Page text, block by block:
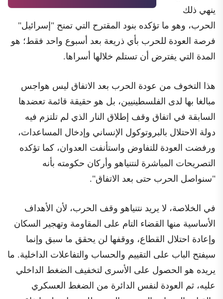
ينهي ذلك
الحرب، وهو ما تؤكده بنود المقترح التي تمنح "إسرائيل"
فرصة العودة للحرب بأي ذريعة بعد أسبوع واحد فقط؛ هو
المدة التي يفترض أن تستلم خلالها أسراها.
هذا التخوف من عودة الحرب بعد الاتفاق ليس هواجس
مبالغا بها لدى الفلسطينيين، بل هو حقيقة قائمة تعضدها
السابقة في اتفاق وقف إطلاق النار الذي لم تلتزم فيه
دولة الاحتلال بالبروتوكول الإنساني وإدخال المساعدات،
ورفضت العودة للتفاوض واستأنفت العدوان، كما تؤكده
التصريحات المباشرة لنتنياهو وأركان حكومته بأنه
"سنواصل الحرب حتى بعد الاتفاق".
في الخلاصة، لا يريد نتنياهو وقف الحرب، لأن الأهداف
الأساسية منها القضاء التام على المقاومة وتهجير السكان
وإعادة احتلال القطاع، ووقفها لن يحقق ما سبق وإنما
سيفتح الباب على التقييم والحساب والتفاعلات الداخلية. ما
يريده هو الحصول على الأسرى لتخفيف الضغط الداخلي
عليه، ثم العودة لنفس الدائرة من الضغط العسكري